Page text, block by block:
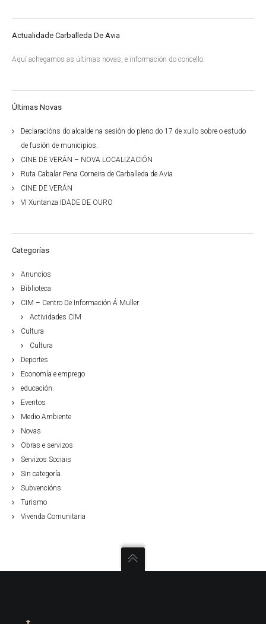
Actualidade Carballeda De Avia
Aquí achegamos as últimas novas, e información do concello.
Últimas Novas
Declaracións do alcalde na sesión do pleno do 17 de xullo sobre o estudo
de fusión de municipios.
CINE DE VERÁN – NOVA LOCALIZACIÓN
Ruta Cabalar Pena Corneira de Carballeda de Avia
CINE DE VERÁN
VI Xuntanza IDADE DE OURO
Categorías
Anuncios
Biblioteca
CIM – Centro De Información Á Muller
Actividades CIM
Cultura
Cultura
Deportes
Economía e emprego
educación.
Eventos
Medio Ambiente
Novas
Obras e servizos
Servizos Sociais
Sin categoría
Subvencións
Turismo
Vivenda Comunitaria